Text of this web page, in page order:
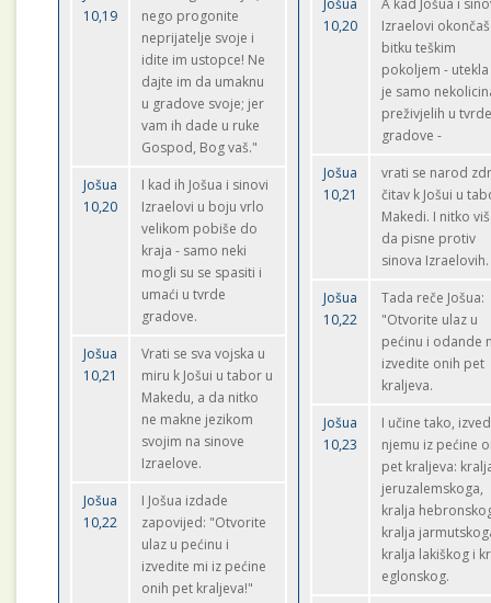
10,19
nego progonite
neprijatelje svoje i
idite im ustopce! Ne
dajte im da umaknu
u gradove svoje; jer
vam ih dade u ruke
Gospod, Bog vaš."
Jošua
10,20
I kad ih Jošua i sinovi
Izraelovi u boju vrlo
velikom pobiše do
kraja - samo neki
mogli su se spasiti i
umaći u tvrde
gradove.
Jošua
10,21
Vrati se sva vojska u
miru k Jošui u tabor u
Makedu, a da nitko
ne makne jezikom
svojim na sinove
Izraelove.
Jošua
10,22
I Jošua izdade
zapovijed: "Otvorite
ulaz u pećinu i
izvedite mi iz pećine
onih pet kraljeva!"
Jošua
10,20
A kad Jošua i
Izraelovi
bitku teškim
pokoljem -
je samo
preživjelih u
gradove -
Jošua
10,21
vrati se narod
čitav k Jošui u
Makedi. I nitko
da pisne protiv
sinova Izraelovih.
Jošua
10,22
Tada reče Jošua:
"Otvorite ulaz u
pećinu i odande
izvedite onih pet
kraljeva.
Jošua
10,23
I učine tako,
njemu iz pećine
pet kraljeva:
jeruzalemskoga,
kralja
kralja
kralja lakiškog i
eglonskog.